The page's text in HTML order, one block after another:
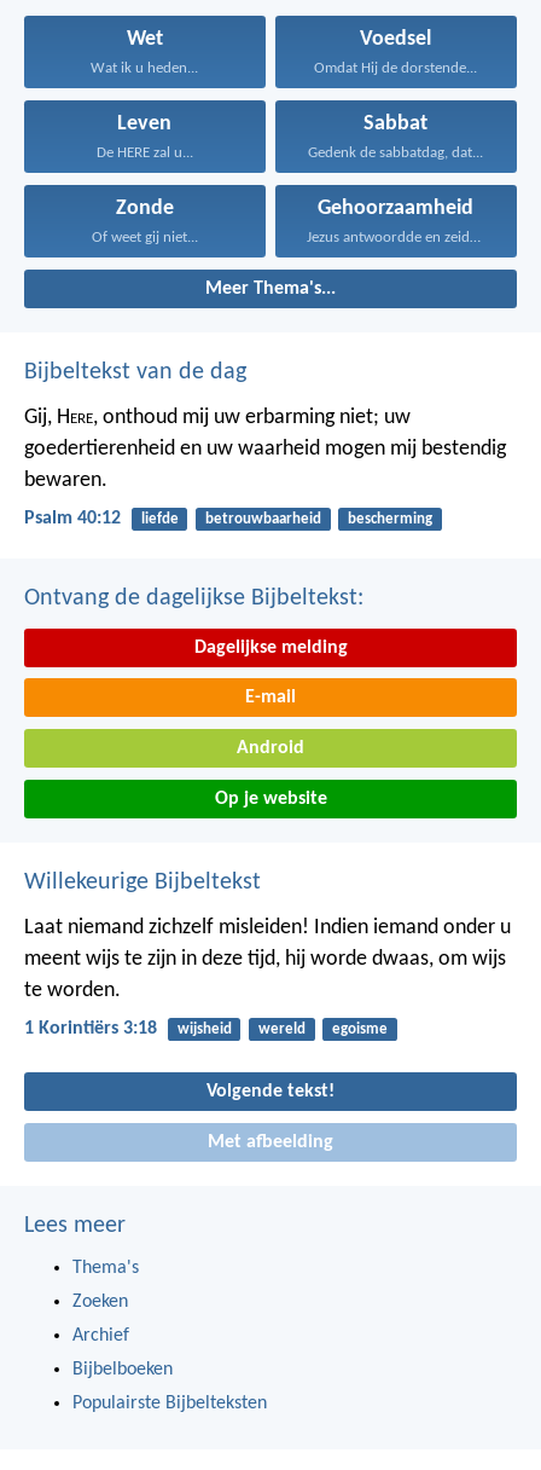
Wet
Wat ik u heden...
Voedsel
Omdat Hij de dorstende...
Leven
De HERE zal u...
Sabbat
Gedenk de sabbatdag, dat...
Zonde
Of weet gij niet...
Gehoorzaamheid
Jezus antwoordde en zeide...
Meer Thema's...
Bijbeltekst van de dag
Gij, Here, onthoud mij uw erbarming niet; uw
goedertierenheid en uw waarheid mogen mij bestendig
bewaren.
Psalm 40:12 liefde betrouwbaarheid bescherming
Ontvang de dagelijkse Bijbeltekst:
Dagelijkse melding
E-mail
Android
Op je website
Willekeurige Bijbeltekst
Laat niemand zichzelf misleiden! Indien iemand onder u
meent wijs te zijn in deze tijd, hij worde dwaas, om wijs
te worden.
1 Korintiërs 3:18 wijsheid wereld egoisme
Volgende tekst!
Met afbeelding
Lees meer
Thema's
Zoeken
Archief
Bijbelboeken
Populairste Bijbelteksten